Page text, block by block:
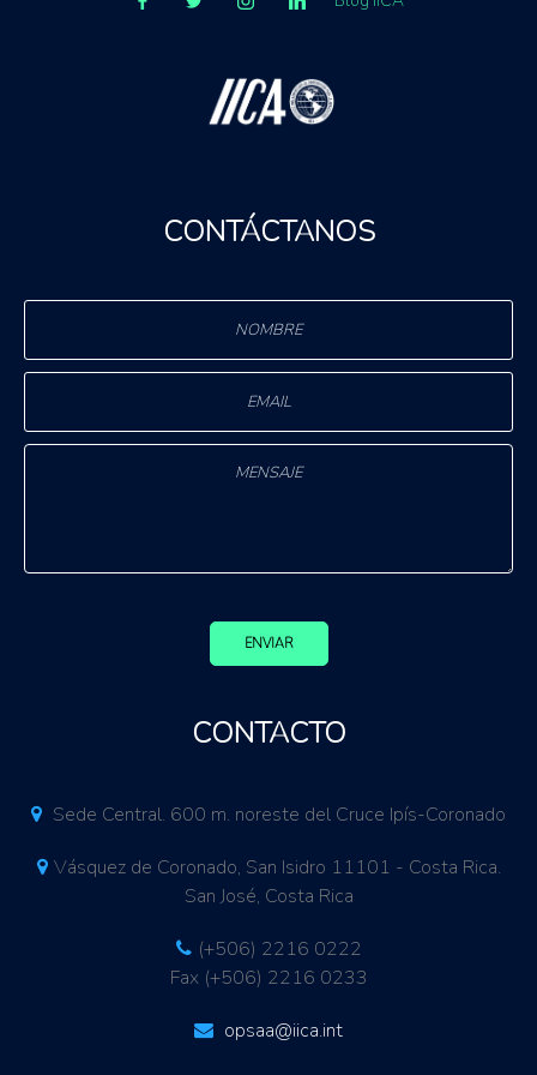
CONTÁCTANOS
ENVIAR
CONTACTO
Sede Central. 600 m. noreste del Cruce Ipís-Coronado
Vásquez de Coronado, San Isidro 11101 - Costa Rica.
San José, Costa Rica
(+506) 2216 0222
Fax (+506) 2216 0233
opsaa@iica.int